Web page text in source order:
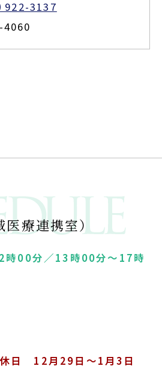
922-3137
4060
療連携室）
時00分／13時00分～17時
休日 12月29日～1月3日